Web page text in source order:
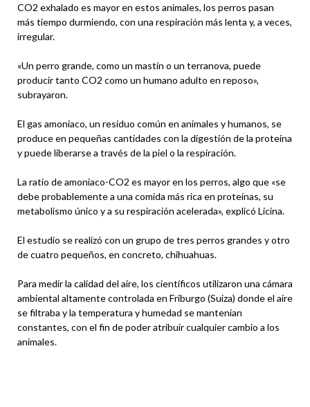
CO2 exhalado es mayor en estos animales, los perros pasan
más tiempo durmiendo, con una respiración más lenta y, a veces,
irregular.
«Un perro grande, como un mastín o un terranova, puede
producir tanto CO2 como un humano adulto en reposo»,
subrayaron.
El gas amoniaco, un residuo común en animales y humanos, se
produce en pequeñas cantidades con la digestión de la proteína
y puede liberarse a través de la piel o la respiración.
La ratio de amoniaco-CO2 es mayor en los perros, algo que «se
debe probablemente a una comida más rica en proteínas, su
metabolismo único y a su respiración acelerada», explicó Licina.
El estudio se realizó con un grupo de tres perros grandes y otro
de cuatro pequeños, en concreto, chihuahuas.
Para medir la calidad del aire, los científicos utilizaron una cámara
ambiental altamente controlada en Friburgo (Suiza) donde el aire
se filtraba y la temperatura y humedad se mantenían
constantes, con el fin de poder atribuir cualquier cambio a los
animales.